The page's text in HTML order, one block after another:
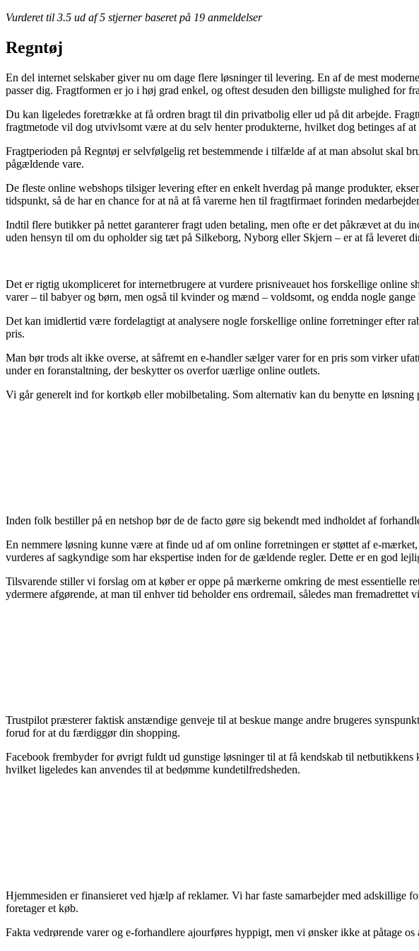
Vurderet til 3.5 ud af 5 stjerner baseret på 19 anmeldelser
Regntøj
En del internet selskaber giver nu om dage flere løsninger til levering. En af de mest
passer dig. Fragtformen er jo i høj grad enkel, og oftest desuden den billigste mulighed for
Du kan ligeledes foretrække at få ordren bragt til din privatbolig eller ud på dit arbejde.
fragtmetode vil dog utvivlsomt være at du selv henter produkterne, hvilket dog betinges af
Fragtperioden på Regntøj er selvfølgelig ret bestemmende i tilfælde af at man absolut skal
pågældende vare.
De fleste online webshops tilsiger levering efter en enkelt hverdag på mange produkter,
tidspunkt, så de har en chance for at nå at få varerne hen til fragtfirmaet forinden
Indtil flere butikker på nettet garanterer fragt uden betaling, men ofte er det påkrævet at du
uden hensyn til om du opholder sig tæt på Silkeborg, Nyborg eller Skjern – er at få leveret
Det er rigtig ukompliceret for internetbrugere at vurdere prisniveauet hos forskellige online
varer – til babyer og børn, men også til kvinder og mænd – voldsomt, og endda nogle gange
Det kan imidlertid være fordelagtigt at analysere nogle forskellige online forretninger efter
pris.
Man bør trods alt ikke overse, at såfremt en e-handler sælger varer for en pris som virker
under en foranstaltning, der beskytter os overfor uærlige online outlets.
Vi går generelt ind for kortkøb eller mobilbetaling. Som alternativ kan du benytte en
Inden folk bestiller på en netshop bør de de facto gøre sig bekendt med indholdet af
En nemmere løsning kunne være at finde ud af om online forretningen er støttet af e-
vurderes af sagkyndige som har ekspertise inden for de gældende regler. Dette er en god
Tilsvarende stiller vi forslag om at køber er oppe på mærkerne omkring de mest
ydermere afgørende, at man til enhver tid beholder ens ordremail, således man
Trustpilot præsterer faktisk anstændige genveje til at beskue mange andre brugeres
forud for at du færdiggør din shopping.
Facebook frembyder for øvrigt fuldt ud gunstige løsninger til at få kendskab til
hvilket ligeledes kan anvendes til at bedømme kundetilfredsheden.
Hjemmesiden er finansieret ved hjælp af reklamer. Vi har faste samarbejder med adskillige
foretager et køb.
Fakta vedrørende varer og e-forhandlere ajourføres hyppigt, men vi ønsker ikke at påtage